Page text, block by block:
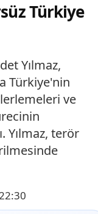
Türkiye
Yılmaz,
Türkiye'nin
ve
Yılmaz, terör